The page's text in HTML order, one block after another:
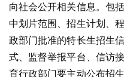
向社会公开相关信息。包
中划片范围、招生计划、
政部门批准的特长生招生
式、监督举报平台、信访
育行政部门要主动公布招